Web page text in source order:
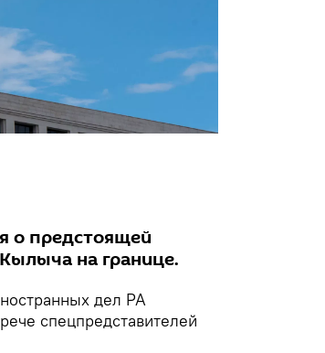
о предстоящей
на границе.
дел РА
спецпредставителей